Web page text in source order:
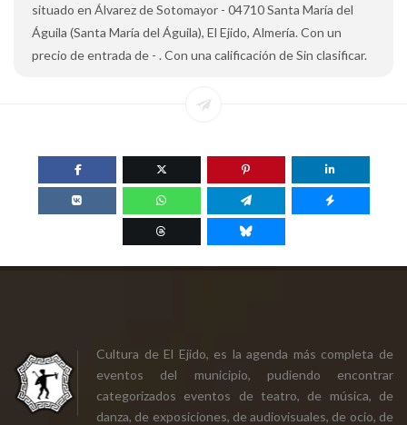
situado en Álvarez de Sotomayor - 04710 Santa María del
Águila (Santa María del Águila), El Ejido, Almería. Con un
precio de entrada de - . Con una calificación de Sin clasificar.
Cultura de El Ejido, es la agenda más completa de
eventos del municipio, pudiendo encontrar
categorizados eventos de teatro, de música, de
danza, de exposiciones, de audiovisuales, de ocio, de